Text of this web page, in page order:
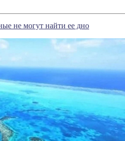
не могут найти ее дно